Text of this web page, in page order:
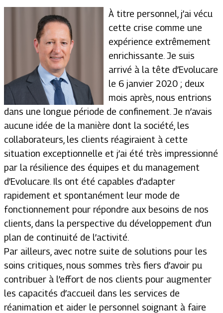
À titre personnel, j’ai vécu
cette crise comme une
expérience extrêmement
enrichissante. Je suis
arrivé à la tête d’Evolucare
le 6 janvier 2020 ; deux
mois après, nous entrions
dans une longue période de confinement. Je n’avais
aucune idée de la manière dont la société, les
collaborateurs, les clients réagiraient à cette
situation exceptionnelle et j’ai été très impressionné
par la résilience des équipes et du management
d’Evolucare. Ils ont été capables d’adapter
rapidement et spontanément leur mode de
fonctionnement pour répondre aux besoins de nos
clients, dans la perspective du développement d’un
plan de continuité de l’activité.
Par ailleurs, avec notre suite de solutions pour les
soins critiques, nous sommes très fiers d’avoir pu
contribuer à l’effort de nos clients pour augmenter
les capacités d’accueil dans les services de
réanimation et aider le personnel soignant à faire